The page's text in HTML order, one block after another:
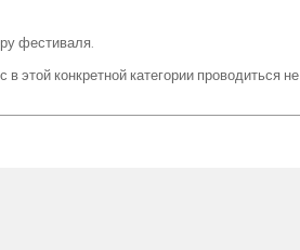
фестиваля.
этой конкретной категории проводиться